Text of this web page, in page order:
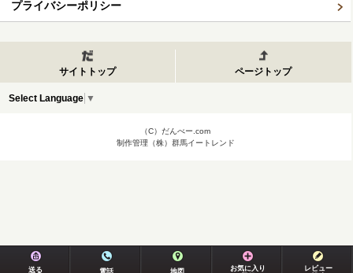
プライバシーポリシー
サイトトップ ページトップ
Select Language ▼
（C）だんべー.com
制作管理（株）群馬イートレンド
送る 電話 地図
お気に入り
レビュー